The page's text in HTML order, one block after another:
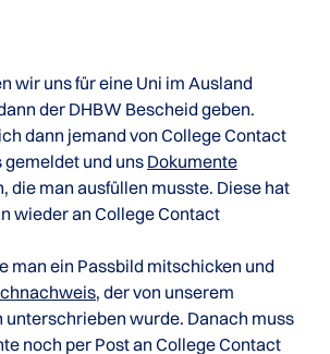
wir uns für eine Uni im Ausland
der DHBW Bescheid geben.
dann jemand von College Contact
gemeldet und uns Dokumente
die man ausfüllen musste. Diese hat
wieder an College Contact
man ein Passbild mitschicken und
, der von unserem
unterschrieben wurde. Danach muss
noch per Post an College Contact